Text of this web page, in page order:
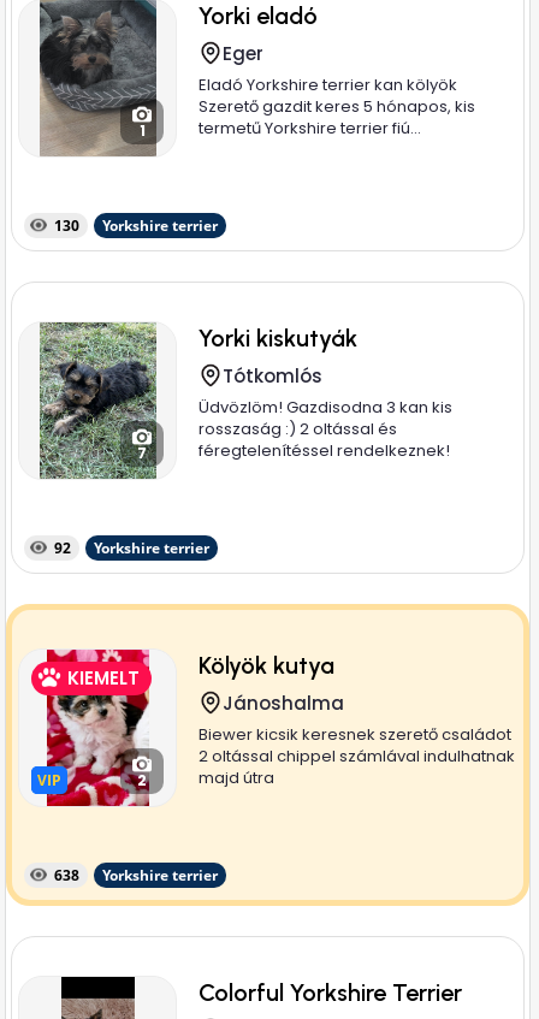
1
Yorki eladó
Eger
Eladó Yorkshire terrier kan kölyök
Szerető gazdit keres 5 hónapos, kis
termetű Yorkshire terrier fiú...
130 Yorkshire terrier
7
Yorki kiskutyák
Tótkomlós
Üdvözlöm! Gazdisodna 3 kan kis
rosszaság :) 2 oltással és
féregtelenítéssel rendelkeznek!
92 Yorkshire terrier
KIEMELT
VIP
VIP 2
Kölyök kutya
Jánoshalma
Biewer kicsik keresnek szerető családot
2 oltással chippel számlával indulhatnak
majd útra
638 Yorkshire terrier
Colorful Yorkshire Terrier